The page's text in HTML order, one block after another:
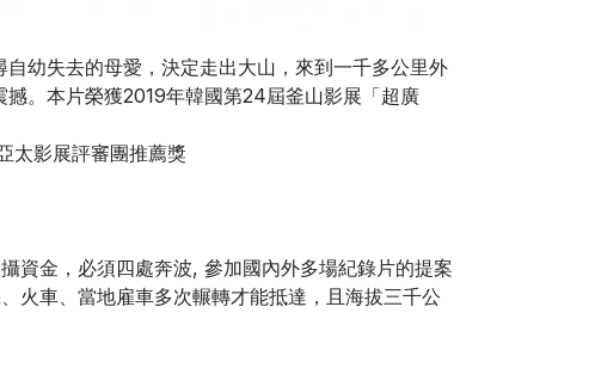
幼失去的母愛，決定走出大山，來到一千多公里外
。本片榮獲2019年韓國第24屆釜山影展「超廣
太影展評審團推薦獎
資金，必須四處奔波, 參加國內外多場紀錄片的提案
火車、當地雇車多次輾轉才能抵達，且海拔三千公